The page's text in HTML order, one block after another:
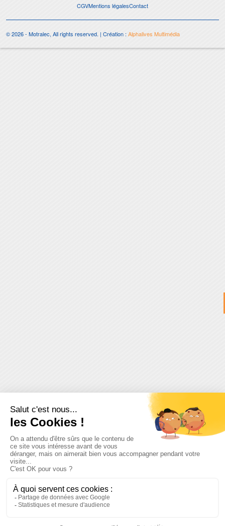
CGVMentions légalesContact
© 2026 - Motralec, All rights reserved. | Création :Alphalives Multimédia